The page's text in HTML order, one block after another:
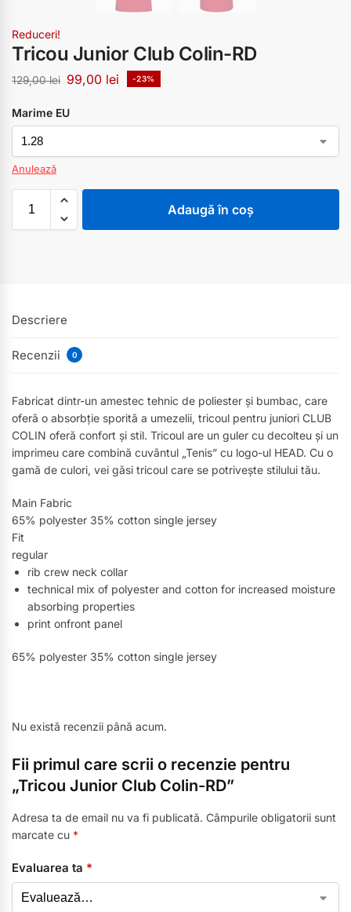
Reduceri!
Tricou Junior Club Colin-RD
129,00lei 99,00 lei -23%
Marime EU
Anulează
Adaugă în coș
Descriere
Recenzii 0
Fabricat dintr-un amestec tehnic de poliester și bumbac, care
oferă o absorbție sporită a umezelii, tricoul pentru juniori CLUB
COLIN oferă confort și stil. Tricoul are un guler cu decolteu și un
imprimeu care combină cuvântul „Tenis” cu logo-ul HEAD. Cu o
gamă de culori, vei găsi tricoul care se potrivește stilului tău.
Main Fabric
65% polyester 35% cotton single jersey
Fit
regular
rib crew neck collar
technical mix of polyester and cotton for increased moisture
absorbing properties
print onfront panel
65% polyester 35% cotton single jersey
Nu există recenzii până acum.
Fii primul care scrii o recenzie pentru
„Tricou Junior Club Colin-RD”
Adresa ta de email nu va fi publicată. Câmpurile obligatorii sunt
marcate cu *
Evaluarea ta *